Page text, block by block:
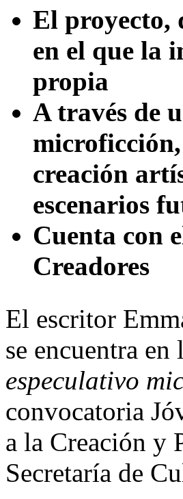
El proyecto,
en el que la
propia
A través de
creación
escenarios
Cuenta con
Creadores
El escritor
se encuentra
especulativo
convocatoria
a la Creación y
Secretaría de